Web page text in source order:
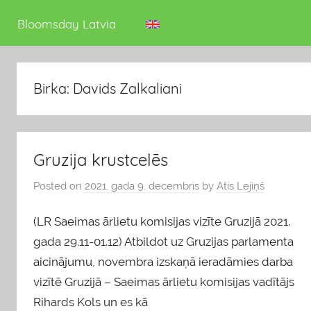
Bloomsday Latvia
Birka: Davids Zalkaliani
Gruzija krustcelēs
Posted on 2021. gada 9. decembris by Atis Lejiņš
(LR Saeimas ārlietu komisijas vizīte Gruzijā 2021.
gada 29.11-01.12) Atbildot uz Gruzijas parlamenta
aicinājumu, novembra izskaņā ieradāmies darba
vizītē Gruzijā – Saeimas ārlietu komisijas vadītājs
Rihards Kols un es kā